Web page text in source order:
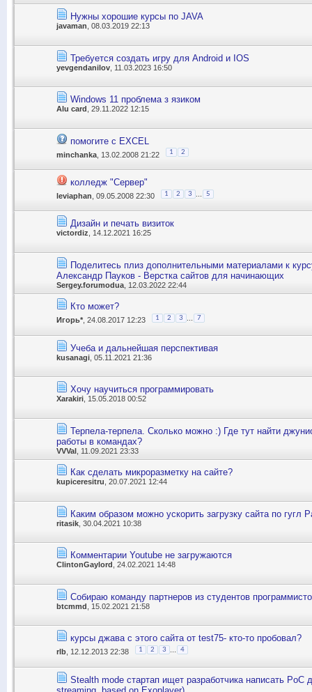
Нужны хорошие курсы по JAVA
javaman , 08.03.2019 22:13
Требуется создать игру для Android и IOS
yevgendanilov , 11.03.2023 16:50
Windows 11 проблема з язиком
Alu card , 29.11.2022 12:15
помогите с EXCEL
minchanka , 13.02.2008 21:22 1 2
колледж "Сервер"
leviaphan , 09.05.2008 22:30 1 2 3 5
Дизайн и печать визиток
victordiz, 14.12.2021 16:25
Поделитесь плиз дополнительными материалами к
Александр Пауков - Верстка сайтов для начинающих
Sergey.forumodua , 12.03.2022 22:44
Кто может?
Игорь* , 24.08.2017 12:23 1 2 3 7
Учеба и дальнейшая перспективая
kusanagi , 05.11.2021 21:36
Хочу научиться программировать
Xarakiri , 15.05.2018 00:52
Терпела-терпела. Сколько можно :) Где тут найти
работы в командах?
VVVal , 11.09.2021 23:33
Как сделать микроразметку на сайте?
kupiceresitru , 20.07.2021 12:44
Каким образом можно ускорить загрузку сайта по гугл
ritasik , 30.04.2021 10:38
Комментарии Youtube не загружаются
ClintonGaylord , 24.02.2021 14:48
Собираю команду партнеров из студентов
btcmmd , 15.02.2021 21:58
курсы джава с этого сайта от test75- кто-то пробовал?
rlb , 12.12.2013 22:38 1 2 3 4
Stealth mode стартап ищет разработчика написать PoC